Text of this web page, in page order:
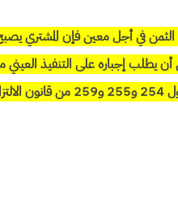
الثمن في أجل معين فإن
أن يطلب إجباره على التنفيذ